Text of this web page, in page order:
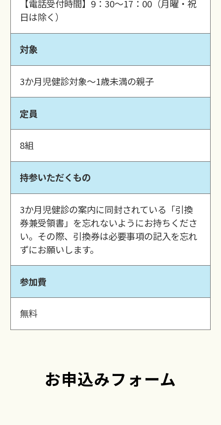
【電話受付時間】9：30～17：00（月曜・祝
日は除く）
対象
3か月児健診対象～1歳未満の親子
定員
8組
持参いただくもの
3か月児健診の案内に同封されている「引換
券兼受領書」を忘れないようにお持ちくださ
い。その際、引換券は必要事項の記入を忘れ
ずにお願いします。
参加費
無料
お申込みフォーム